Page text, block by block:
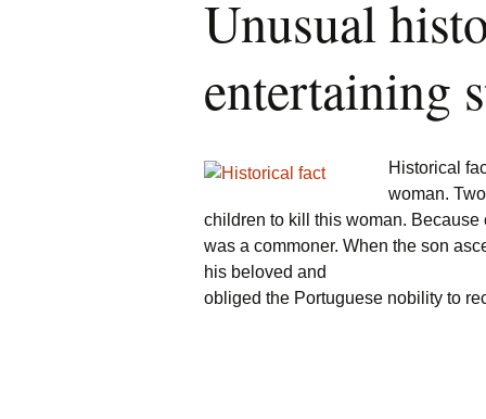
Unusual
entertaining
Historical
woman.
children to kill this woman.
was a commoner. When the son
his beloved and
obliged the Portuguese nobility to